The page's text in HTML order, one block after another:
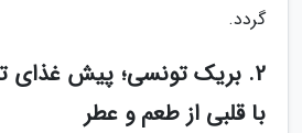
گردد.
2. بریک تونسی؛ پیش غذای
با قلبی از طعم و عطر